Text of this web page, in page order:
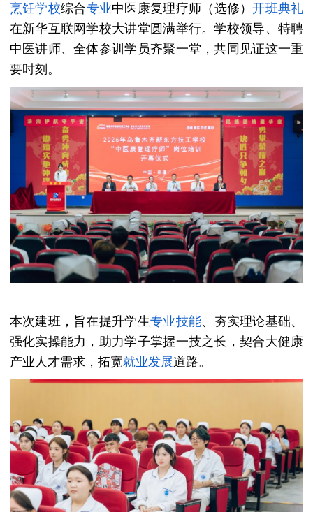
烹饪学校综合专业中医康复理疗师（选修）开班典礼
在新华互联网学校大讲堂圆满举行。学校领导、特聘
中医讲师、全体参训学员齐聚一堂，共同见证这一重
要时刻。
本次建班，旨在提升学生专业技能、夯实理论基础、
强化实操能力，助力学子掌握一技之长，契合大健康
产业人才需求，拓宽就业发展道路。